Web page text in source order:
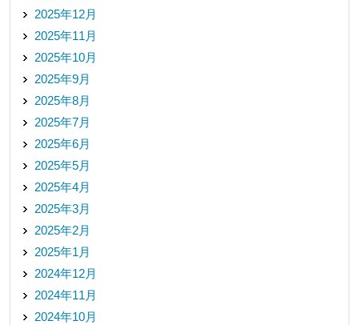
2025年12月
2025年11月
2025年10月
2025年9月
2025年8月
2025年7月
2025年6月
2025年5月
2025年4月
2025年3月
2025年2月
2025年1月
2024年12月
2024年11月
2024年10月